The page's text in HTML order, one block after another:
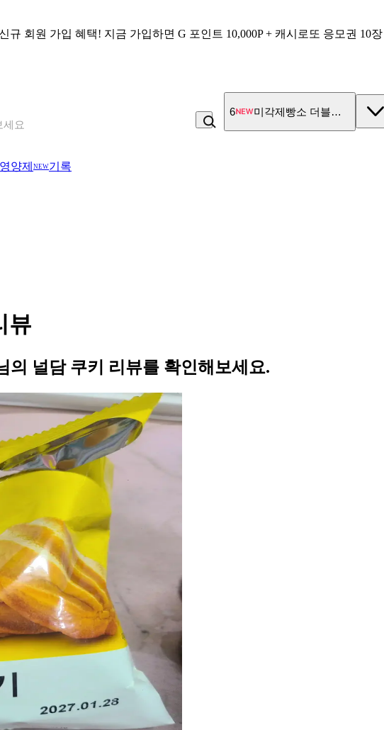
신규 회원 가입 혜택! 지금 가입하면 G 포인트 10,000P + 캐시로또 응모권 10장
세요
6 미각제빵소 더블스콘
영양제 NEW기록
뷰
의 널담 쿠키 리뷰를 확인해보세요.